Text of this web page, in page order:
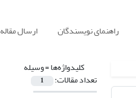
راهنمای نویسندگان ارسال مقاله
کلیدواژه‌ها =وسیله
تعداد مقالات: 1